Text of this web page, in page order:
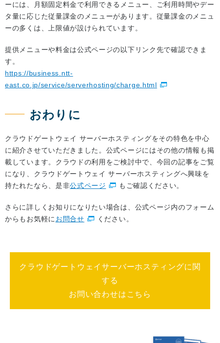
ーには、月額固定料金で利用できるメニュー、ご利用時間やデー
タ量に応じた従量課金のメニューがあります。従量課金のメニュ
ーの多くは、上限値が設けられています。
提供メニューや料金は公式ページの以下リンク先で確認できま
す。
https://business.ntt-
east.co.jp/service/serverhosting/charge.html
おわりに
クラウドゲートウェイ サーバーホスティングをその特色を中心
に紹介させていただきました。公式ページにはその他の情報も掲
載しています。クラウドの利用をご検討中で、今回の記事をご覧
になり、クラウドゲートウェイ サーバーホスティングへ興味を
持たれたなら、是非公式ページ もご確認ください。
さらに詳しくお知りになりたい場合は、公式ページ内のフォーム
からもお気軽にお問合せ ください。
クラウドゲートウェイサーバーホスティングに関
する
お問い合わせはこちら